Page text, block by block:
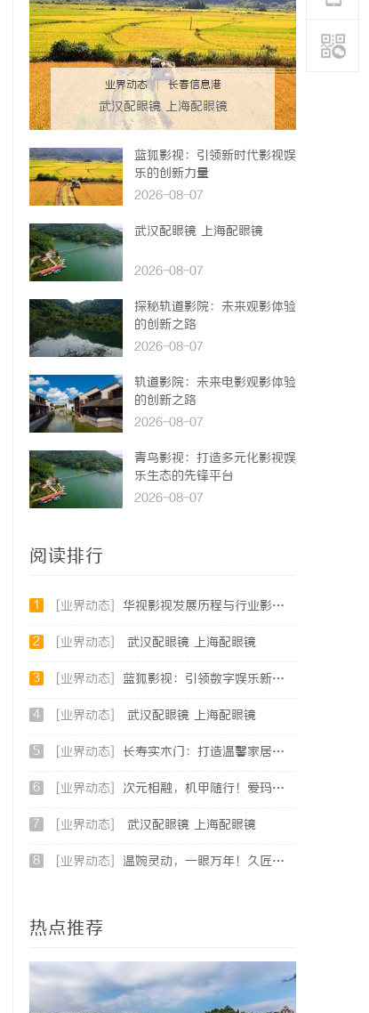
业界动态 | 长春信息港
武汉配眼镜 上海配眼镜
蓝狐影视：引领新时代影视娱
乐的创新力量
2026-08-07
武汉配眼镜 上海配眼镜
2026-08-07
探秘轨道影院：未来观影体验
的创新之路
2026-08-07
轨道影院：未来电影观影体验
的创新之路
2026-08-07
青鸟影视：打造多元化影视娱
乐生态的先锋平台
2026-08-07
阅读排行
1 [业界动态] 华视影视发展历程与行业影响力深入解析
2 [业界动态] 武汉配眼镜 上海配眼镜
3 [业界动态] 蓝狐影视：引领数字娱乐新时代的先锋力量
4 [业界动态] 武汉配眼镜 上海配眼镜
5 [业界动态] 长寿实木门：打造温馨家居环境的理想之选
6 [业界动态] 次元相融，机甲随行！爱玛黑翼S360电竞版焕新登场
7 [业界动态] 武汉配眼镜 上海配眼镜
8 [业界动态] 温婉灵动，一眼万年！久匠量身定制的眉眼唇，才是你整张脸的点睛之笔！淡颜系女生的气质加分项
热点推荐